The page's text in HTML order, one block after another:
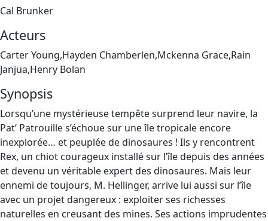
Cal Brunker
Acteurs
Carter Young,Hayden Chamberlen,Mckenna Grace,Rain
Janjua,Henry Bolan
Synopsis
Lorsqu’une mystérieuse tempête surprend leur navire, la
Pat’ Patrouille s’échoue sur une île tropicale encore
inexplorée… et peuplée de dinosaures ! Ils y rencontrent
Rex, un chiot courageux installé sur l’île depuis des années
et devenu un véritable expert des dinosaures. Mais leur
ennemi de toujours, M. Hellinger, arrive lui aussi sur l’île
avec un projet dangereux : exploiter ses richesses
naturelles en creusant des mines. Ses actions imprudentes